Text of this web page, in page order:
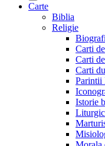
Carte
Biblia
Religie
Carti
Carti
Carti
Parintii
Istorie